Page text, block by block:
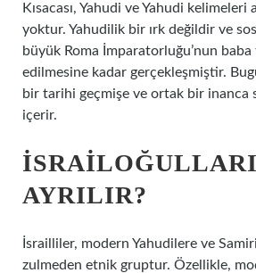
Kısacası, Yahudi ve Yahudi
yoktur. Yahudilik bir ırk değildir ve
büyük Roma İmparatorluğu’nun
edilmesine kadar gerçekleşmiştir.
bir tarihi geçmişe ve ortak bir inanca
içerir.
AYRILIR?
İsrailliler, modern Yahudilere ve
zulmeden etnik gruptur. Özellikle,